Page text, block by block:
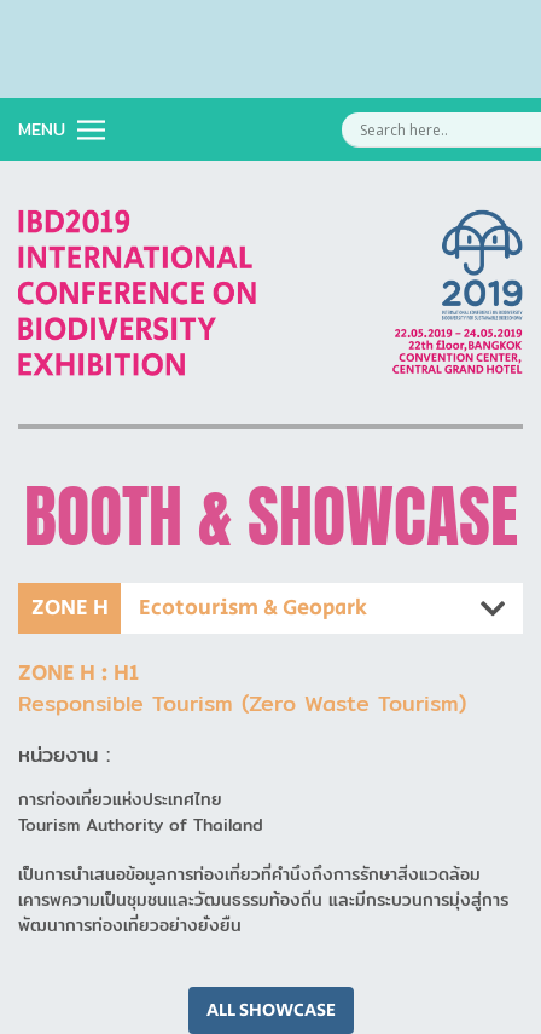
MENU
BOOTH & SHOWCASE
ZONE H Ecotourism & Geopark
ZONE H : H1
Responsible Tourism (Zero Waste Tourism)
หน่วยงาน :
การท่องเที่ยวแห่งประเทศไทย
Tourism Authority of Thailand
เป็นการนำเสนอข้อมูลการท่องเที่ยวที่คำนึงถึงการรักษาสิ่งแวดล้อม
เคารพความเป็นชุมชนและวัฒนธรรมท้องถิ่น และมีกระบวนการมุ่งสู่การ
พัฒนาการท่องเที่ยวอย่างยั่งยืน
ALL SHOWCASE